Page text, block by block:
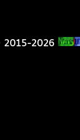
2015-2026